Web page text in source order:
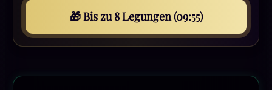
🎁 Bis zu 8 Legungen (09:52)